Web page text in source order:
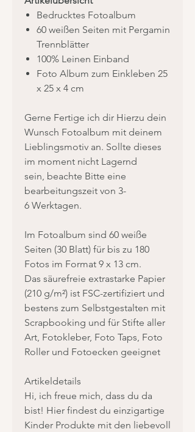
Bedrucktes Fotoalbum
60 weißen Seiten mit Pergamin
Trennblätter
100% Leinen Einband
Foto Album zum Einkleben 25
x 25 x 4 cm
Gerne Fertige ich dir Hierzu dein
Wunsch Fotoalbum mit deinem
Lieblingsmotiv an. Sollte dieses
im moment nicht Lagernd
sein, beachte Bitte eine
bearbeitungszeit von 3-
6 Werktagen.
Im Fotoalbum sind 60 weiße
Seiten (30 Blatt) für bis zu 180
Fotos im Format 9 x 13 cm.
Das säurefreie extrastarke Papier
(210 g/m²) ist FSC-zertifiziert und
bestens zum Selbstgestalten mit
Scrapbooking und für Stifte aller
Art, Fotokleber, Foto Taps, Foto
Roller und Fotoecken geeignet
Artikeldetails
Hi, ich freue mich, dass du da
bist! Hier findest du einzigartige
Kinder Produkte mit den liebevoll